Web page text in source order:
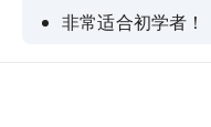
非常适合初学者！